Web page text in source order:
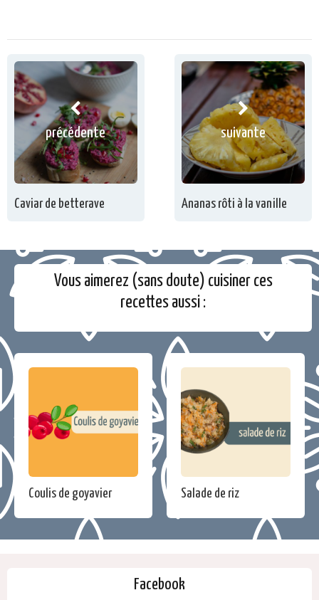
précédente
Caviar de betterave
suivante
Ananas rôti à la vanille
Vous aimerez (sans doute) cuisiner ces
recettes aussi :
Coulis de goyavier Salade de riz
Facebook